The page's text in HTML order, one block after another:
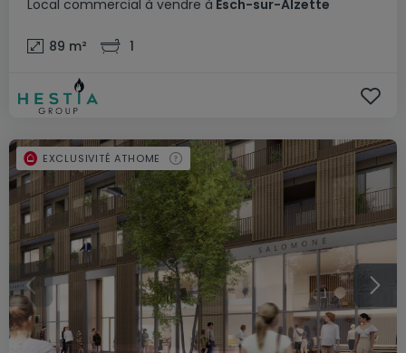
Local commercial à vendre à Esch-sur-Alzette
89 m² 1
EXCLUSIVITÉ ATHOME